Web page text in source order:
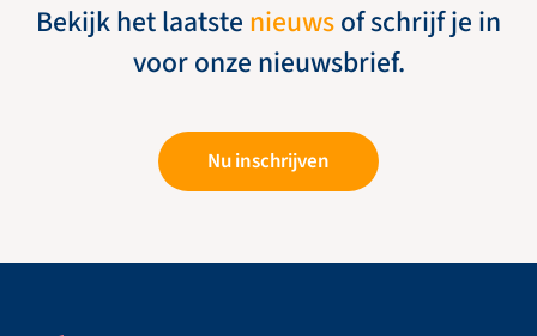
Bekijk het laatste nieuwsof schrijf je in
voor onze nieuwsbrief.
Nu inschrijven